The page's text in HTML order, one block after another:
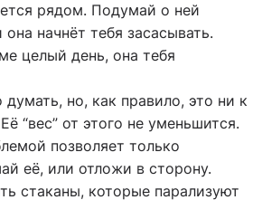
рядом. Подумай о ней
начнёт тебя засасывать.
целый день, она тебя
но, как правило, это ни к
“вес” от этого не уменьшится.
позволяет только
её, или отложи в сторону.
стаканы, которые парализуют